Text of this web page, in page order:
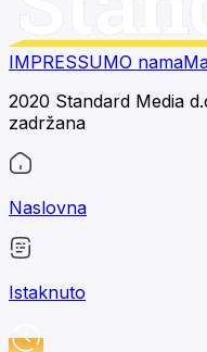
IMPRESSUMO nama
2020 Standard Media
zadržana
Naslovna
Istaknuto